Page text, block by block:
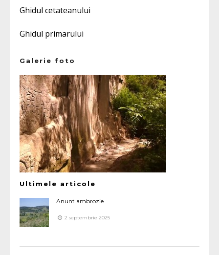
Ghidul cetateanului
Ghidul primarului
Galerie foto
Ultimele articole
Anunt ambrozie
2 septembrie 2025